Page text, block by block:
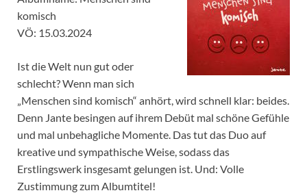
komisch
VÖ: 15.03.2024
Ist die Welt nun gut oder
schlecht? Wenn man sich
„Menschen sind komisch“ anhört, wird schnell klar: beides.
Denn Jante besingen auf ihrem Debüt mal schöne Gefühle
und mal unbehagliche Momente. Das tut das Duo auf
kreative und sympathische Weise, sodass das
Erstlingswerk insgesamt gelungen ist. Und: Volle
Zustimmung zum Albumtitel!